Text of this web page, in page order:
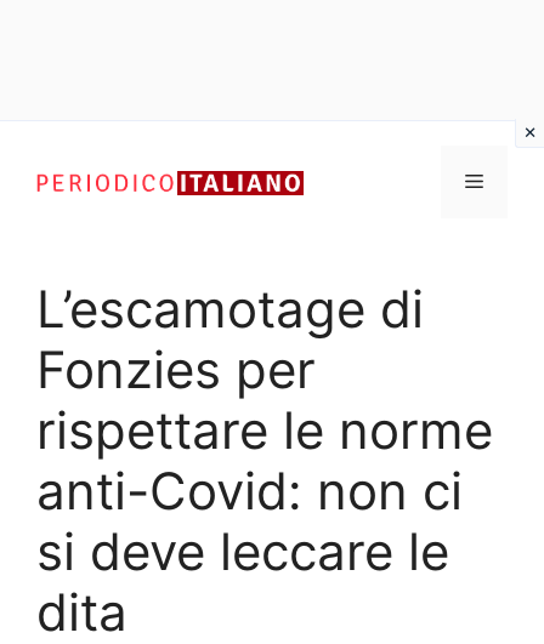
contenuto
Menu
L’escamotage di
Fonzies per
rispettare le norme
anti-Covid: non ci
si deve leccare le
dita